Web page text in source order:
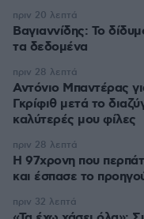
Βαγιαννίδης: Το
τα δεδομένα
πριν 20 λεπτά
Αντόνιο Μπαντέρας
Γκρίφιθ μετά το
καλύτερές μου φίλες
πριν 28 λεπτά
Η 97χρονη που
και έσπασε το
πριν 28 λεπτά
πριν 32 λεπτά